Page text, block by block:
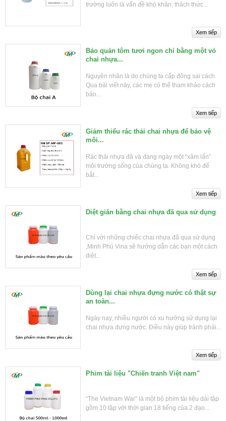
trường luôn là vấn đề khó khăn, thách thức...
Bảo quản tôm tươi ngon chỉ bằng một vỏ
chai nhựa...
Nguyên nhân là do chúng ta cấp đông sai cách.
Qua bài viết này, các mẹ có thể tham khảo cách
bảo...
Giảm thiểu rác thải chai nhựa để bảo vệ
môi...
Rác thải nhựa đã và đang ngày một “xâm lấn”
môi trường sống của chúng ta. Không khó để
bắt...
Diệt gián bằng chai nhựa đã qua sử dụng
Chỉ với những chiếc chai nhựa đã qua sử dụng
,Minh Phú Vina sẽ hướng dẫn các bạn một cách
diệt...
Dùng lại chai nhựa đựng nước có thật sự
an toàn...
Ngày nay, nhiều người có xu hướng sử dụng lại
chai nhựa đựng nước. Điều này giúp tránh phải...
Phim tài liệu "Chiến tranh Việt nam"
“The Vietnam War” là một bộ phim tài liệu dài tập
gồm 10 tập với thời gian 18 tiếng của 2 đạo...